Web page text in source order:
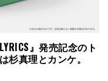
』発売記念のト
真理とカンケ。